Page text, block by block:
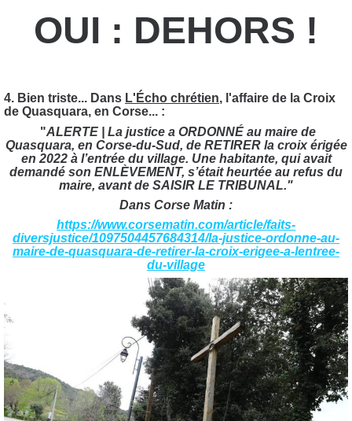
OUI : DEHORS !
4. Bien triste... Dans L'Écho chrétien, l'affaire de la Croix
de Quasquara, en Corse... :
"ALERTE | La justice a ORDONNÉ au maire de
Quasquara, en Corse-du-Sud, de RETIRER la croix érigée
en 2022 à l’entrée du village. Une habitante, qui avait
demandé son ENLÈVEMENT, s’était heurtée au refus du
maire, avant de SAISIR LE TRIBUNAL."
Dans Corse Matin :
https://www.corsematin.com/article/faits-
diversjustice/1097504457684314/la-justice-ordonne-au-
maire-de-quasquara-de-retirer-la-croix-erigee-a-lentree-
du-village